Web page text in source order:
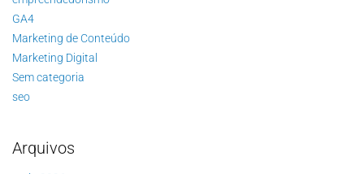
GA4
Marketing de Conteúdo
Marketing Digital
Sem categoria
seo
Arquivos